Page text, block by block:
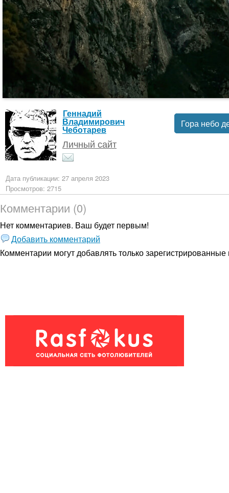
Геннадий
Владимирович
Чеботарев
Личный сайт
Гора небо
Дата публикации: 27 апреля 2023
Просмотров: 2715
Комментарии (0)
Нет комментариев. Ваш будет первым!
Добавить комментарий
Комментарии могут добавлять толькозарегистрированные